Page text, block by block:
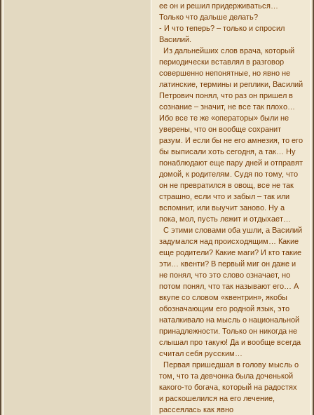
ее он и решил придерживаться…
Только что дальше делать?
- И что теперь? – только и спросил
Василий.
Из дальнейших слов врача, который
периодически вставлял в разговор
совершенно непонятные, но явно не
латинские, термины и реплики, Василий
Петрович понял, что раз он пришел в
сознание – значит, не все так плохо…
Ибо все те же «операторы» были не
уверены, что он вообще сохранит
разум. И если бы не его амнезия, то его
бы выписали хоть сегодня, а так… Ну
понаблюдают еще пару дней и отправят
домой, к родителям. Судя по тому, что
он не превратился в овощ, все не так
страшно, если что и забыл – так или
вспомнит, или выучит заново. Ну а
пока, мол, пусть лежит и отдыхает…
С этими словами оба ушли, а Василий
задумался над происходящим… Какие
еще родители? Какие маги? И кто такие
эти… квенти? В первый миг он даже и
не понял, что это слово означает, но
потом понял, что так называют его… А
вкупе со словом «квентрин», якобы
обозначающим его родной язык, это
наталкивало на мысль о национальной
принадлежности. Только он никогда не
слышал про такую! Да и вообще всегда
считал себя русским…
Первая пришедшая в голову мысль о
том, что та девчонка была доченькой
какого-то богача, который на радостях
и раскошелился на его лечение,
рассеялась как явно